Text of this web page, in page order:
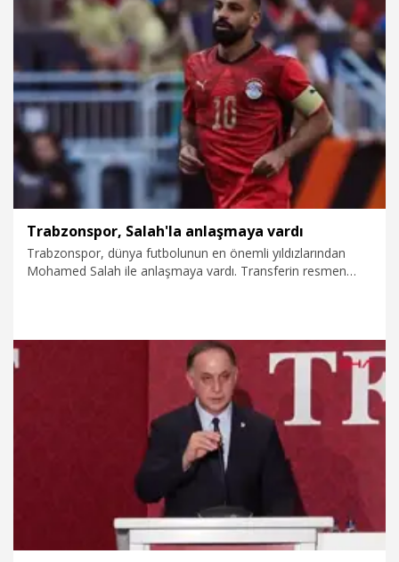
5.08.2026 Gündem
Trabzonspor, Salah'la anlaşmaya vardı
Trabzonspor, dünya futbolunun en önemli yıldızlarından
Mohamed Salah ile anlaşmaya vardı. Transferin resmen
getirilmesi planlanıyor.